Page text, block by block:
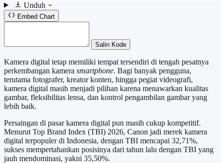
Unduh
Embed Chart
Salin Kode
Kamera digital tetap memiliki tempat tersendiri di tengah pesatnya
perkembangan kamera smartphone. Bagi banyak pengguna,
terutama fotografer, kreator konten, hingga pegiat videografi,
kamera digital masih menjadi pilihan karena menawarkan kualitas
gambar, fleksibilitas lensa, dan kontrol pengambilan gambar yang
lebih baik.
Persaingan di pasar kamera digital pun masih cukup kompetitif.
Menurut Top Brand Index (TBI) 2026, Canon jadi merek kamera
digital terpopuler di Indonesia, dengan TBI mencapai 32,71%,
sukses mempertahankan posisinya dari tahun lalu dengan TBI yang
jauh mendominasi, yakni 35,50%.